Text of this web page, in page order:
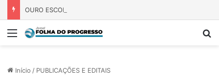
Menu
Início / PUBLICAÇÕES E EDITAIS